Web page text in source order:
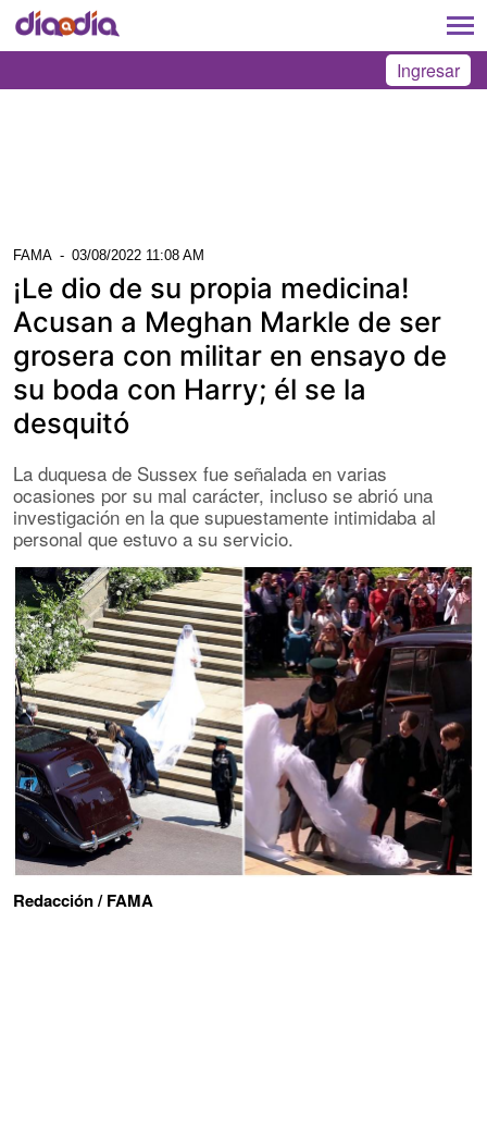
Ingresar
FAMA - 03/08/2022 11:08 AM
¡Le dio de su propia medicina!
Acusan a Meghan Markle de ser
grosera con militar en ensayo de
su boda con Harry; él se la
desquitó
La duquesa de Sussex fue señalada en varias
ocasiones por su mal carácter, incluso se abrió una
investigación en la que supuestamente intimidaba al
personal que estuvo a su servicio.
Redacción / FAMA